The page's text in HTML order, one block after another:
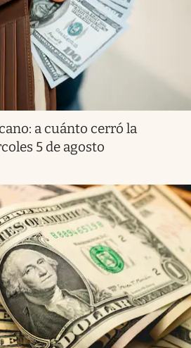
a cuánto cerró la
5 de agosto